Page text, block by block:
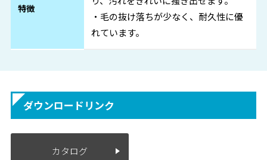
特徴
・毛の抜け落ちが少なく、耐久性に優
れています。
ダウンロードリンク
カタログ